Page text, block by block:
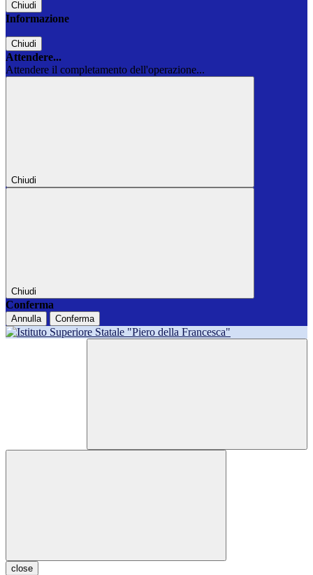
Chiudi
Informazione
Chiudi
Attendere...
Attendere il completamento dell'operazione...
Chiudi
Chiudi
Conferma
Annulla Conferma
close